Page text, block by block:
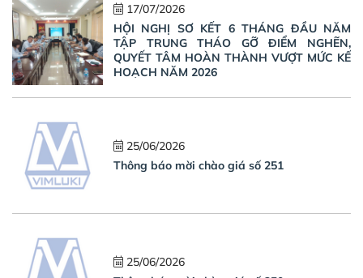
17/07/2026
HỘI NGHỊ SƠ KẾT 6 THÁNG ĐẦU NĂM
TẬP TRUNG THÁO GỠ ĐIỂM NGHẼN,
QUYẾT TÂM HOÀN THÀNH VƯỢT MỨC KẾ
HOẠCH NĂM 2026
25/06/2026
Thông báo mời chào giá số 251
25/06/2026